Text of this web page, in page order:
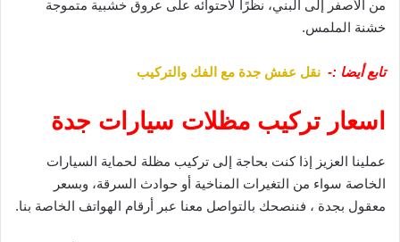
من الأصفر إلى البني، نظرًا لاحتوائه على عروق خشبية متموجة
خشنة الملمس.
تابع أيضا :- نقل عفش جدة مع الفك والتركيب
اسعار تركيب مظلات سيارات جدة
عملينا العزيز إذا كنت بحاجة إلى تركيب مظلة لحماية السيارات
الخاصة سواء من التغيرات المناخية أو حوادث السرقة، وبسعر
معقول بجدة ، فننصحك بالتواصل معنا عبر أرقام الهواتف الخاصة بنا.